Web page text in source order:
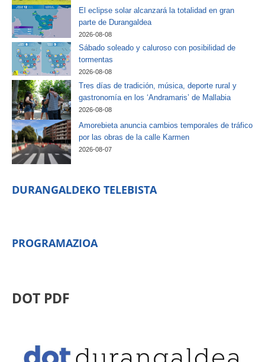
El eclipse solar alcanzará la totalidad en gran
parte de Durangaldea
2026-08-08
Sábado soleado y caluroso con posibilidad de
tormentas
2026-08-08
Tres días de tradición, música, deporte rural y
gastronomía en los ‘Andramaris’ de Mallabia
2026-08-08
Amorebieta anuncia cambios temporales de tráfico
por las obras de la calle Karmen
2026-08-07
DURANGALDEKO TELEBISTA
PROGRAMAZIOA
DOT PDF